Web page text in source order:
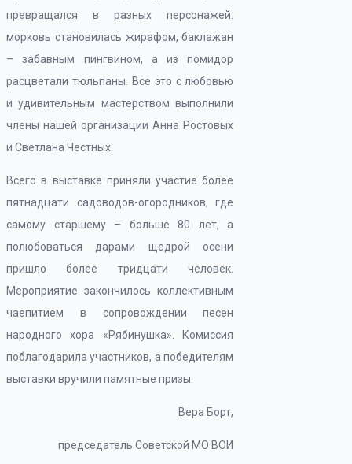
превращался в разных персонажей:
морковь становилась жирафом, баклажан
– забавным пингвином, а из помидор
расцветали тюльпаны. Все это с любовью
и удивительным мастерством выполнили
члены нашей организации Анна Ростовых
и Светлана Честных.
Всего в выставке приняли участие более
пятнадцати садоводов-огородников, где
самому старшему – больше 80 лет, а
полюбоваться дарами щедрой осени
пришло более тридцати человек.
Мероприятие закончилось коллективным
чаепитием в сопровождении песен
народного хора «Рябинушка». Комиссия
поблагодарила участников, а победителям
выставки вручили памятные призы.
Вера Борт,
председатель Советской МО ВОИ